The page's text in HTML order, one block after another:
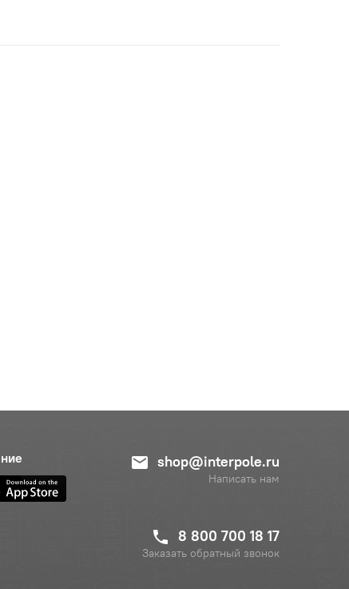
shop@interpole.ru
Написать нам
8 800 700 18 17
Заказать обратный звонок